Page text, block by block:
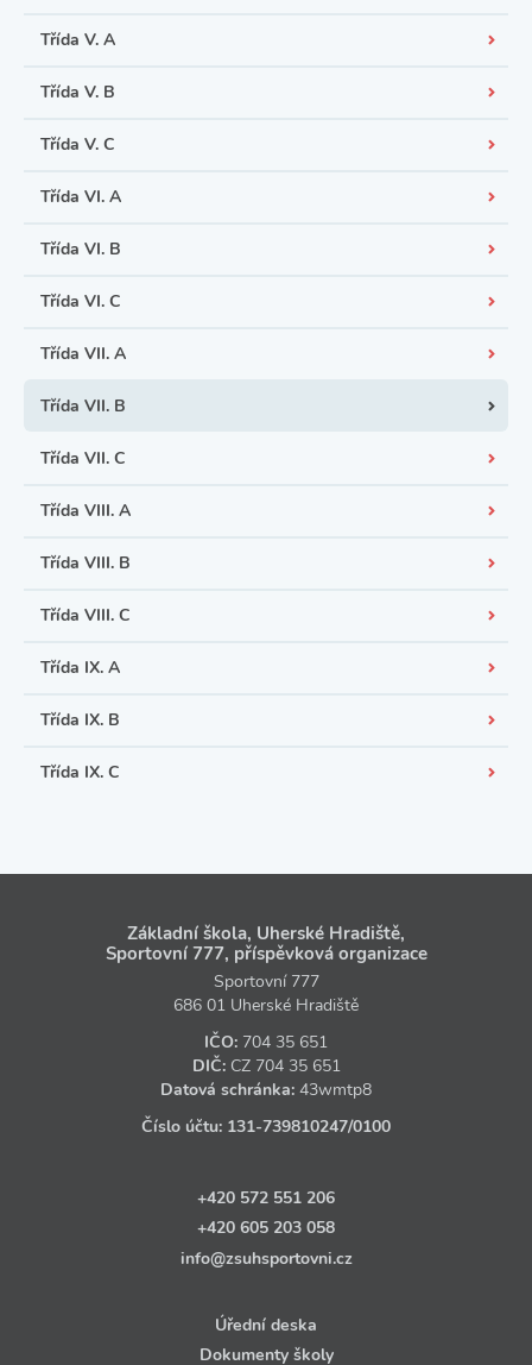
Třída V. A
Třída V. B
Třída V. C
Třída VI. A
Třída VI. B
Třída VI. C
Třída VII. A
Třída VII. B
Třída VII. C
Třída VIII. A
Třída VIII. B
Třída VIII. C
Třída IX. A
Třída IX. B
Třída IX. C
Základní škola, Uherské Hradiště,
Sportovní 777, příspěvková organizace
Sportovní 777
686 01 Uherské Hradiště
IČO: 704 35 651
DIČ: CZ 704 35 651
Datová schránka: 43wmtp8
Číslo účtu: 131‑739810247/0100
+420 572 551 206
+420 605 203 058
info@zsuhsportovni.cz
Úřední deska
Dokumenty školy